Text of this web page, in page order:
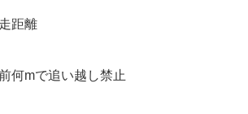
距離
何mで追い越し禁止